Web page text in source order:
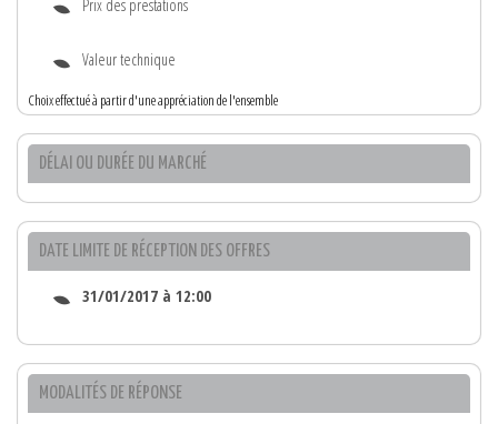
Prix des prestations
Valeur technique
Choix effectué à partir d'une appréciation de l'ensemble
DÉLAI OU DURÉE DU MARCHÉ
DATE LIMITE DE RÉCEPTION DES OFFRES
31/01/2017 à 12:00
MODALITÉS DE RÉPONSE